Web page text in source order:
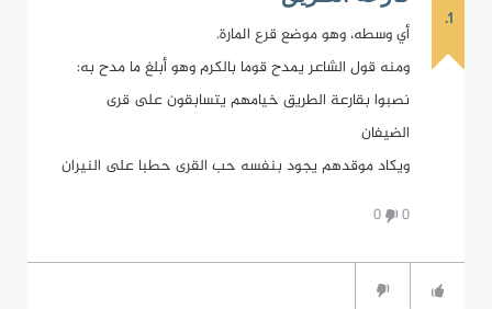
1.
أي وسطه، وهو موضع قرع المارة.
ومنه قول الشاعر يمدح قوما بالكرم وهو أبلغ ما مدح به:
نصبوا بقارعة الطريق خيامهم يتسابقون على قرى
الضيفان
ويكاد موقدهم يجود بنفسه حب القرى حطبا على النيران
0
0